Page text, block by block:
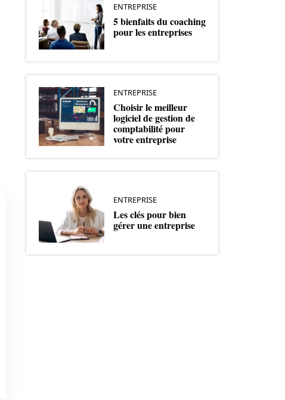
ENTREPRISE
5 bienfaits du coaching
pour les entreprises
ENTREPRISE
Choisir le meilleur
logiciel de gestion de
comptabilité pour
votre entreprise
ENTREPRISE
Les clés pour bien
gérer une entreprise